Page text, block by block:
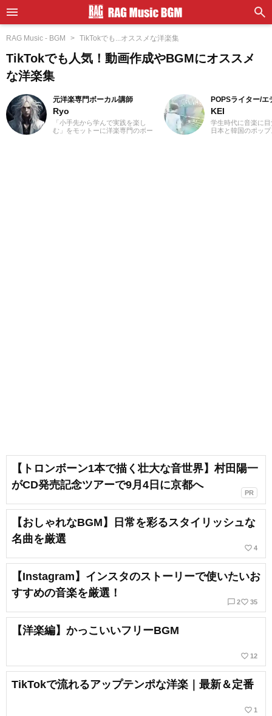
RAG Music - BGM TikTokでも...オススメな洋楽集
TikTokでも人気！動画作成やBGMにオススメ
な洋楽集
元洋楽専門ボーカル講師
Ryo
「小手先から学んで実践を楽し
む」をモットーに洋楽専門のボー
POPSライター/エ
KEI
学生時代に音楽に
日本と韓国のポッ
【トロンボーン1本で描く壮大な音世界】村田陽一
がCD発売記念ツアーで9月4日に京都へ
PR
【おしゃれなBGM】日常を彩るスタイリッシュな
名曲を厳選
favorite_border 4
【Instagram】インスタのストーリーで使いたいお
すすめの音楽を厳選！
chat_bubble_outline 2favorite_border 35
【洋楽編】かっこいいフリーBGM
favorite_border 12
TikTokで流れるアップテンポな洋楽｜最新＆定番
favorite_border 1